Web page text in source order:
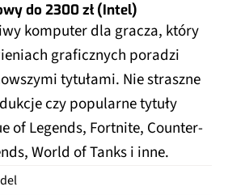
do 2300 zł (Intel)
komputer dla gracza, który
graficznych poradzi
tytułami. Nie straszne
czy popularne tytuły
of Legends, Fortnite, Counter-
World of Tanks i inne.